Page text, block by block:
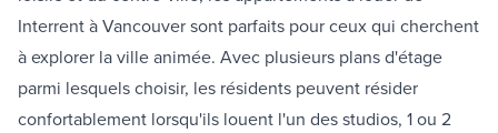
Interrent à Vancouver sont parfaits pour ceux qui cherchent
à explorer la ville animée. Avec plusieurs plans d'étage
parmi lesquels choisir, les résidents peuvent résider
confortablement lorsqu'ils louent l'un des studios, 1 ou 2